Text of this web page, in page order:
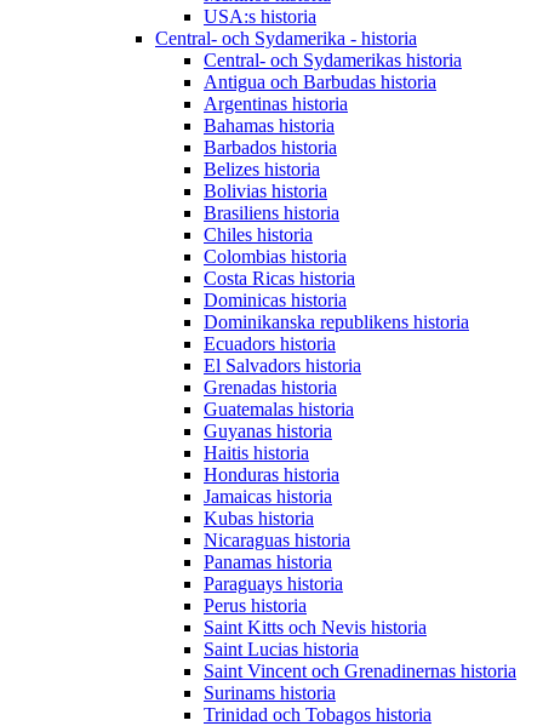
USA:s historia
Central- och Sydamerika - historia
Central- och Sydamerikas historia
Antigua och Barbudas historia
Argentinas historia
Bahamas historia
Barbados historia
Belizes historia
Bolivias historia
Brasiliens historia
Chiles historia
Colombias historia
Costa Ricas historia
Dominicas historia
Dominikanska republikens historia
Ecuadors historia
El Salvadors historia
Grenadas historia
Guatemalas historia
Guyanas historia
Haitis historia
Honduras historia
Jamaicas historia
Kubas historia
Nicaraguas historia
Panamas historia
Paraguays historia
Perus historia
Saint Kitts och Nevis historia
Saint Lucias historia
Saint Vincent och Grenadinernas historia
Surinams historia
Trinidad och Tobagos historia